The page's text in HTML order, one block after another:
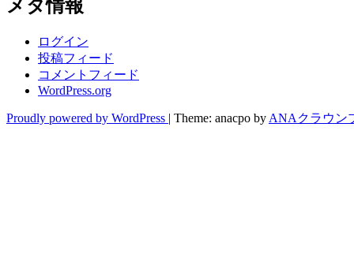
メタ情報
ログイン
投稿フィード
コメントフィード
WordPress.org
Proudly powered by WordPress | Theme: anacpo by ANAクラウン